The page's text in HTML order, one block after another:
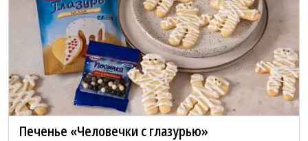
Печенье «Человечки с глазурью»